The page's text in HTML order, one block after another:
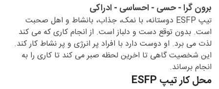
برون گرا - حسی - احساسی - ادراکی
ت
یپ ESFP دوستانه، با نمک، جذاب، بانشاط و اهل صحبت
است. بدون توقع دست و دلباز است. از انجام کاری که می کند
لذت می برد. او دوست دارد با افراد پر انرژی و پر نشاط کار کند.
این شخصیت گاهی تا اخرین لحظه صبر می کند تا کاری را به
انجام برساند.
محل کار تیپ ESFP